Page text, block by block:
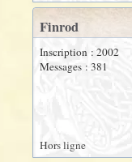
Finrod
Inscription : 2002
Messages : 381
Hors ligne